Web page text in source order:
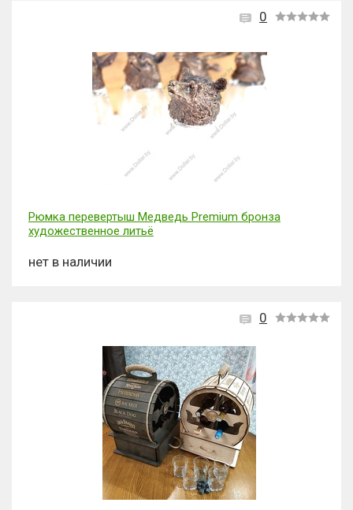
0
Рюмка перевертыш Медведь Premium бронза
художественное литьё
нет в наличии
0